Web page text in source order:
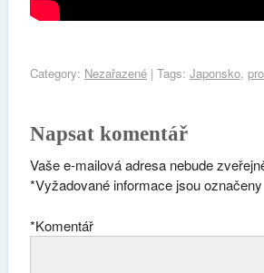
Category: Nezařazené| Tags: Japonsko,
Napsat komentář
Vaše e-mailová adresa nebude
Vyžadované informace jsou označeny
*
Komentář
*